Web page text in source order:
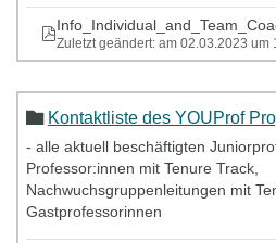
Zuletzt geändert: am 02.03.2023 um
Kontaktliste des YOUProf
- alle aktuell beschäftigten
Professor:innen mit Tenure Track,
Nachwuchsgruppenleitungen mit
Gastprofessorinnen